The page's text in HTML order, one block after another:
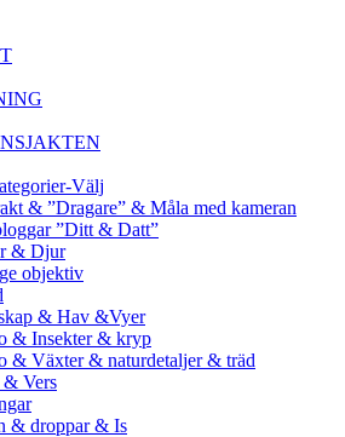
Välj
& ”Dragare” & Måla med kameran
”Ditt & Datt”
& Djur
objektiv
& Hav &Vyer
& Insekter & kryp
& Växter & naturdetaljer & träd
& Vers
& droppar & Is